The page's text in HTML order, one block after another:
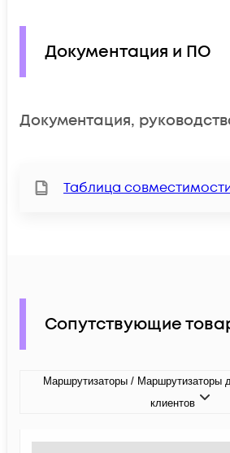
Документация и ПО
Документация,
Таблица
Сопутствующие
Маршрутизаторы / Маршрутизаторы
клиентов